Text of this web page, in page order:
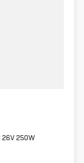
26V 250W